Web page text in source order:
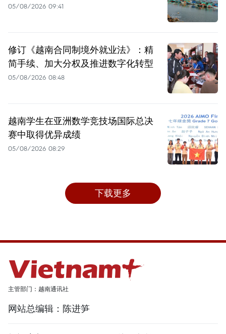
05/08/2026 09:41
修订《越南合同制境外就业法》：精
简手续、加大分权及推进数字化转型
05/08/2026 08:48
越南学生在亚洲数学竞技场国际总决
赛中取得优异成绩
05/08/2026 08:29
下载更多
主管部门：越南通讯社
网站总编辑：陈进笋